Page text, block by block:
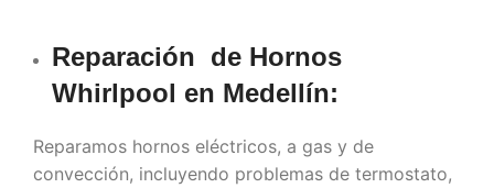
Reparación de Hornos
Whirlpool en Medellín:
Reparamos hornos eléctricos, a gas y de
convección, incluyendo problemas de termostato,